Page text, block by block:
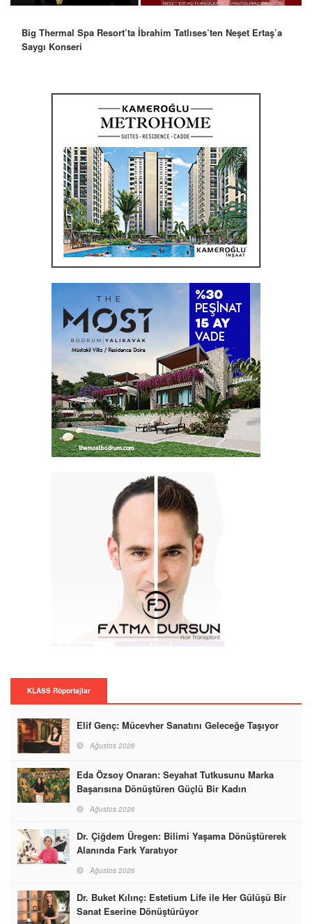
Robbie Williams’tan İstanbul’a Mesaj: “Unutulmaz Bir Gece
Olacak”
KLASS Röportajlar
Elif Genç: Mücevher Sanatını Geleceğe Taşıyor
Ağustos 2026
Eda Özsoy Onaran: Seyahat Tutkusunu Marka
Başarısına Dönüştüren Güçlü Bir Kadın
Ağustos 2026
Dr. Çiğdem Üregen: Bilimi Yaşama Dönüştürerek
Alanında Fark Yaratıyor
Ağustos 2026
Dr. Buket Kılınç: Estetium Life ile Her Gülüşü Bir
Sanat Eserine Dönüştürüyor